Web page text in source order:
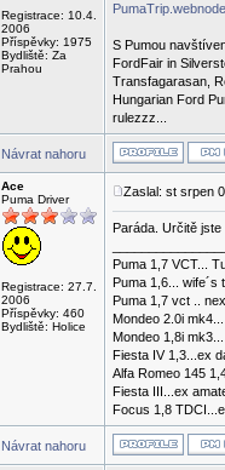
Registrace: 10.4.
2006
Příspěvky: 1975
Bydliště: Za
Prahou
S Pumou
FordFair in
Transfagarasan,
Hungarian Ford
rulezzz...
Návrat nahoru
Ace
Puma Driver
Registrace: 27.7.
2006
Příspěvky: 460
Bydliště: Holice
Zaslal: st srpen
Paráda. Určitě
Puma 1,7 VCT...
Puma 1,6... wife´s
Puma 1,7 vct ..
Mondeo 2.0i
Mondeo 1,8i
Fiesta IV 1,3...ex
Alfa Romeo 145
Fiesta III...ex
Focus 1,8
Návrat nahoru